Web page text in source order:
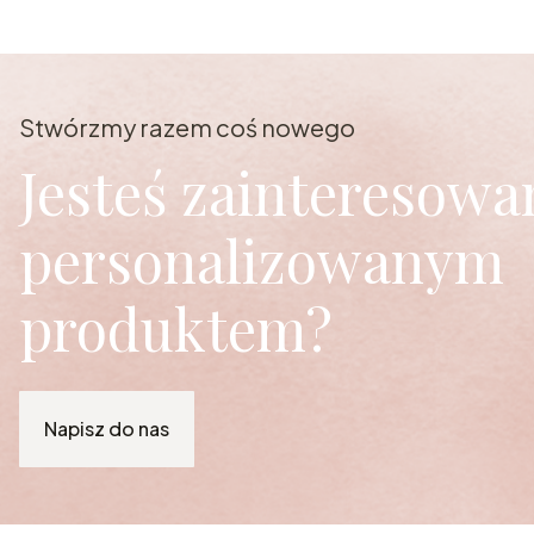
Stwórzmy razem coś nowego
Jesteś
personalizowanym
produktem?
Napisz do nas